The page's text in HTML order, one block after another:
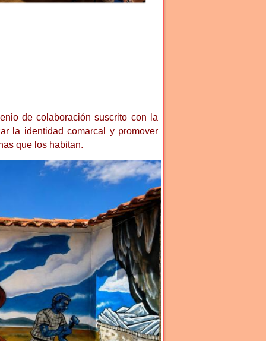
de colaboración suscrito con la
la identidad comarcal y promover
que los habitan.